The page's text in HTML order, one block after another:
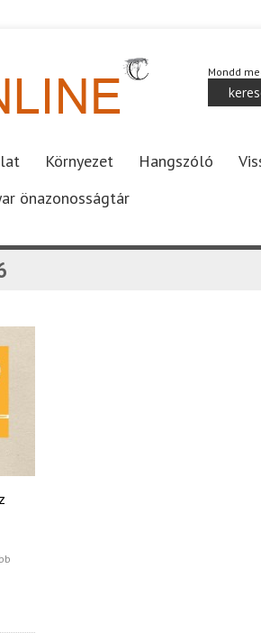
Mondd
Környezet Hangszóló
önazonosságtár